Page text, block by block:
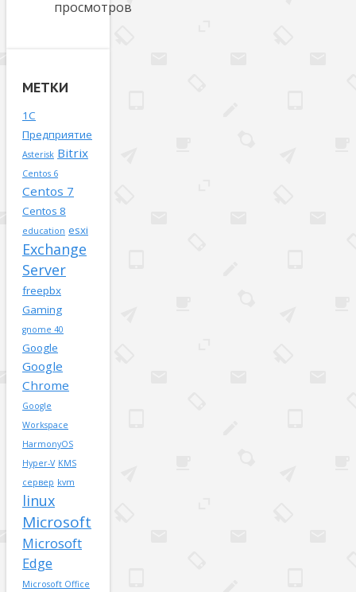
просмотров
МЕТКИ
1С
Предприятие
Asterisk Bitrix
Centos 6
Centos 7
Centos 8
education esxi
Exchange
Server
freepbx
Gaming
gnome 40
Google
Google
Chrome
Google
Workspace
HarmonyOS
Hyper-V KMS
сервер kvm
linux
Microsoft
Microsoft
Edge
Microsoft Office